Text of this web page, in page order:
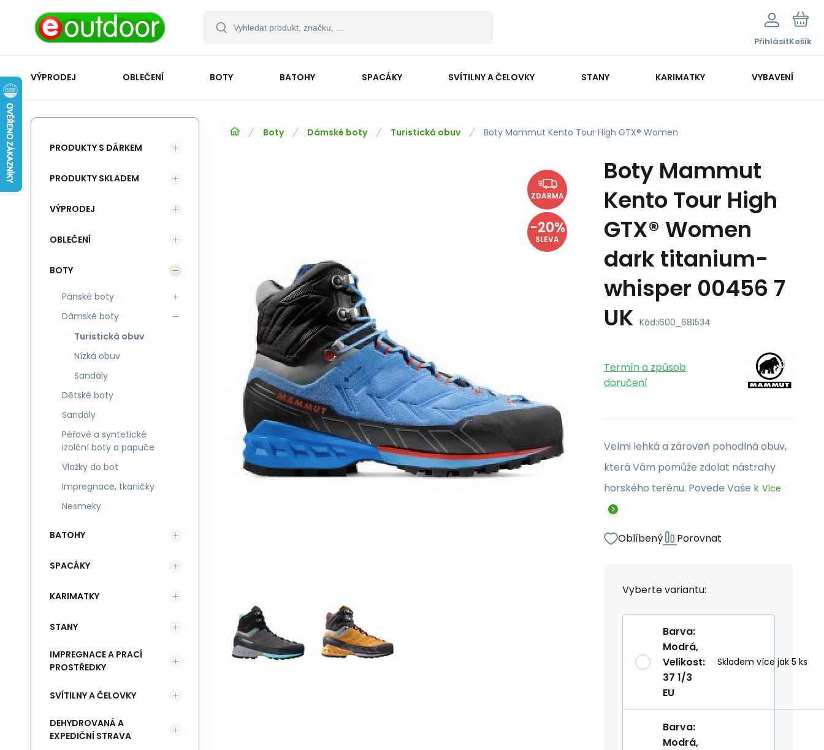
PřihlásitKošík
VÝPRODEJ OBLEČENÍ BOTY BATOHY SPACÁKY SVÍTILNY A ČELOVKY STANY KARIMATKY VYBAVENÍ
Boty Dámské boty Turistická obuv Boty Mammut Kento Tour High GTX® Women
ZDARMA
-20%
SLEVA
Boty Mammut
Kento Tour High
GTX® Women
dark titanium-
whisper 00456 7
UK Kód:i600_681534
Termín a způsob
doručení
Velmi lehká a zároveň pohodlná obuv,
která Vám pomůže zdolat nástrahy
horského terénu. Povede Vaše k Více
Oblíbený Porovnat
Vyberte variantu:
Barva:
Modrá,
Velikost:
37 1/3
EU
Skladem více jak 5 ks
Barva:
Modrá,
PRODUKTY S DÁRKEM
PRODUKTY SKLADEM
VÝPRODEJ
OBLEČENÍ
BOTY
Pánské boty
Dámské boty
Turistická obuv
Nízká obuv
Sandály
Dětské boty
Sandály
Péřové a syntetické
izolční boty a papuče
Vložky do bot
Impregnace, tkaničky
Nesmeky
BATOHY
SPACÁKY
KARIMATKY
STANY
IMPREGNACE A PRACÍ
PROSTŘEDKY
SVÍTILNY A ČELOVKY
DEHYDROVANÁ A
EXPEDIČNÍ STRAVA